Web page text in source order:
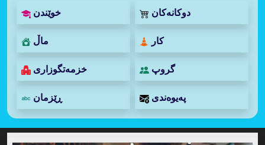
خوێندن دوکانەکان
ماڵ کار
خزمەتگوزاری گروپ
ڕێزمان پەیوەندی